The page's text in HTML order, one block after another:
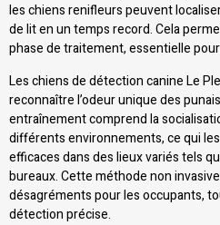
les chiens renifleurs peuvent
de lit en un temps record. Cela
phase de traitement, essentielle
Les chiens de détection canine Le
reconnaître l’odeur unique des
entraînement comprend la
différents environnements, ce qui
efficaces dans des lieux variés tels
bureaux. Cette méthode non
désagréments pour les occupants,
détection précise.